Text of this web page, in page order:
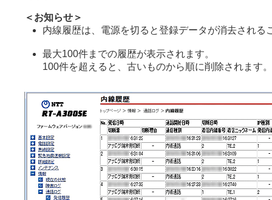
＜お知らせ＞
内線履歴は、電源を切ると登録データが消去される
最大100件までの履歴が表示されます。
100件を超えると、古いものから順に削除されます。